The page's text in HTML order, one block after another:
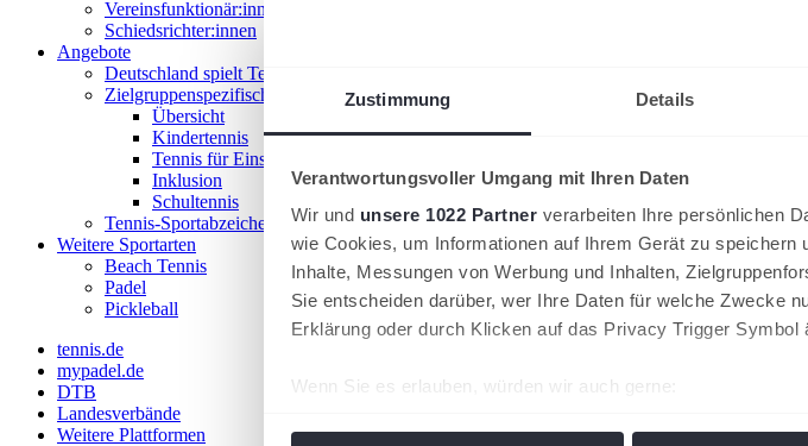
Zustimmung Details
Verantwortungsvoller Umgang mit Ihren Daten
Wir und unsere 1022 Partner verarbeiten Ihre persönlichen
wie Cookies, um Informationen auf Ihrem Gerät zu
Inhalte, Messungen von Werbung und Inhalten,
Sie entscheiden darüber, wer Ihre Daten für welche Zwecke
Erklärung oder durch Klicken auf das Privacy Trigger Symbol
Wenn Sie es erlauben, würden wir auch gerne:
Vereinsfunktionär:innen
Schiedsrichter:innen
Angebote
Deutschland spielt Tennis
Zielgruppenspezifische Angebote
Übersicht
Kindertennis
Tennis für Einsteiger 18+
Inklusion
Schultennis
Tennis-Sportabzeichen
Weitere Sportarten
Beach Tennis
Padel
Pickleball
tennis.de
mypadel.de
DTB
Landesverbände
Weitere Plattformen